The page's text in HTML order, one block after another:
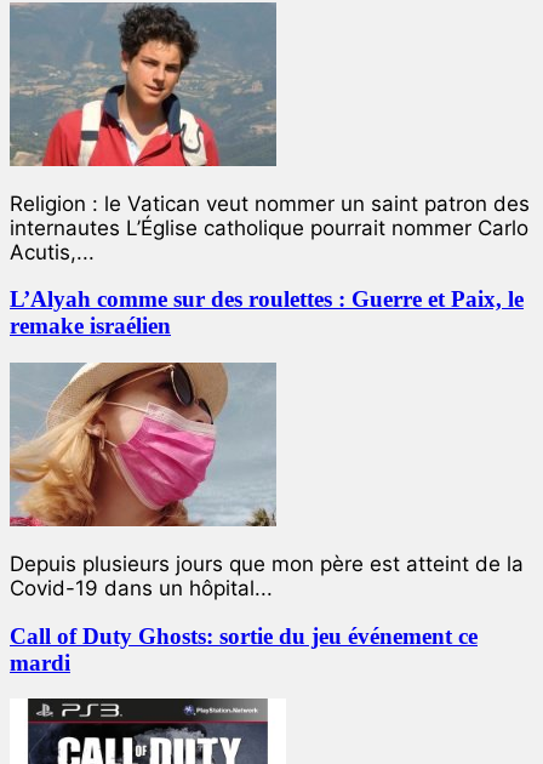
Religion : le Vatican veut nommer un saint patron des
internautes L’Église catholique pourrait nommer Carlo
Acutis,...
L’Alyah comme sur des roulettes : Guerre et Paix, le
remake israélien
Depuis plusieurs jours que mon père est atteint de la
Covid-19 dans un hôpital...
Call of Duty Ghosts: sortie du jeu événement ce
mardi